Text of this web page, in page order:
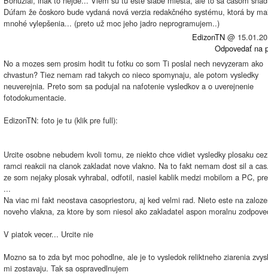
Dúfam že čoskoro bude vydaná nová verzia redakčného systému, ktorá by
mnohé vylepšenia... (preto už moc jeho jadro neprogramujem..)
EdizonTN @
Odpovedať na
No a mozes sem prosim hodit tu fotku co som Ti poslal nech nevyzeram ako
chvastun? Tiez nemam rad takych co nieco spomynaju, ale potom vysledky
neuverejnia. Preto som sa podujal na nafotenie vysledkov a o uverejnenie
fotodokumentacie.
EdizonTN: foto je tu (klik pre full):
Urcite osobne nebudem kvoli tomu, ze niekto chce vidiet vysledky plosaku
ramci reakcii na clanok zakladat nove vlakno. Na to fakt nemam dost sil a
ze som nejaky plosak vyhrabal, odfotil, nasiel kablik medzi mobilom a PC,
...
Na viac mi fakt neostava casopriestoru, aj ked velmi rad. Nieto este na
noveho vlakna, za ktore by som niesol ako zakladatel aspon moralnu
V piatok vecer... Urcite nie
Mozno sa to zda byt moc pohodlne, ale je to vysledok reliktneho ziarenia
mi zostavaju. Tak sa ospravedlnujem